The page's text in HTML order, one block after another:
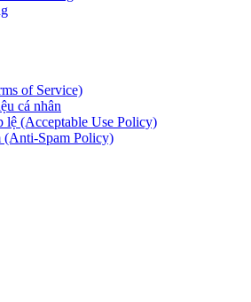
of Service)
cá nhân
lệ (Acceptable Use Policy)
(Anti-Spam Policy)